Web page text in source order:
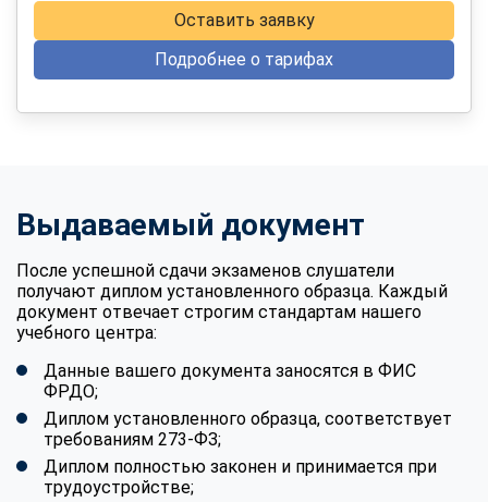
Оставить заявку
Подробнее о тарифах
Выдаваемый документ
После успешной сдачи экзаменов слушатели
получают диплом установленного образца. Каждый
документ отвечает строгим стандартам нашего
учебного центра:
Данные вашего документа заносятся в ФИС
ФРДО;
Диплом установленного образца, соответствует
требованиям 273-ФЗ;
Диплом полностью законен и принимается при
трудоустройстве;